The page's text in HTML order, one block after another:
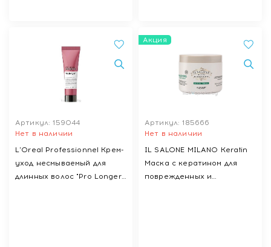
Артикул: 159044
Нет в наличии
L'Oreal Professionnel Крем-
уход несмываемый для
длинных волос "Pro Longer
Акция
Артикул: 185666
Нет в наличии
IL SALONE MILANO Keratin
Маска с кератином для
поврежденных и